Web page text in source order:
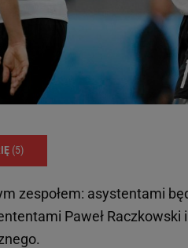
(5)
zespołem: asystentami
Paweł Raczkowski